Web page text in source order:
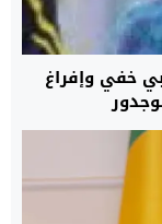
خفي وإفراغ